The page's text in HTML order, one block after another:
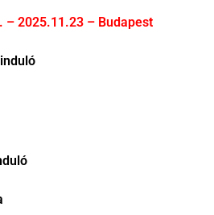
– 2025.11.23 – Budapest